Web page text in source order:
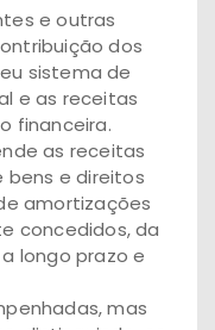
e outras
dos
sistema de
e as receitas
financeira.
as receitas
bens e direitos
amortizações
concedidos, da
longo prazo e
mas